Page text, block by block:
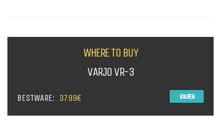
WHERE TO BUY
VARJO VR-3
BESTWARE: 3799€ KAUFEN